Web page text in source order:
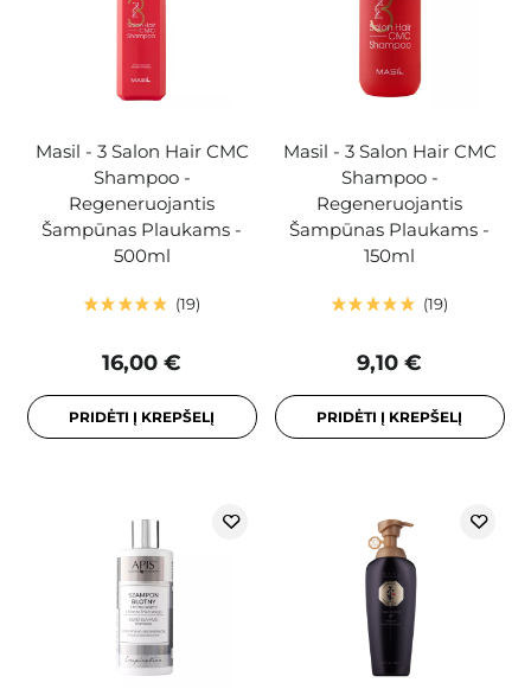
Masil - 3 Salon Hair CMC
Shampoo -
Regeneruojantis
Šampūnas Plaukams -
500ml
19
16,00 €
PRIDĖTI Į KREPŠELĮ
Masil - 3 Salon Hair CMC
Shampoo -
Regeneruojantis
Šampūnas Plaukams -
150ml
19
9,10 €
PRIDĖTI Į KREPŠELĮ